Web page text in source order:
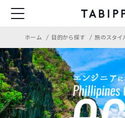
ホーム 目的から探す 旅のスタイ